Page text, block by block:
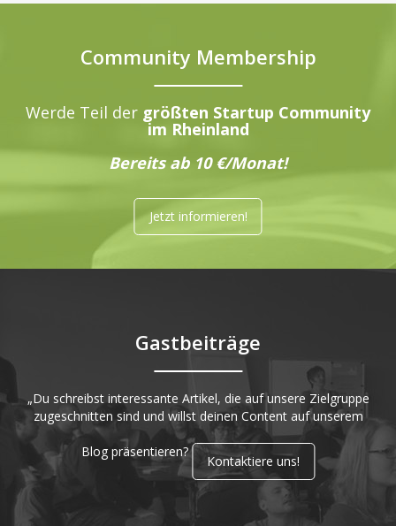
Community Membership
Werde Teil der größten Startup Community
im Rheinland
Bereits ab 10 €/Monat!
Jetzt informieren!
Gastbeiträge
„Du schreibst interessante Artikel, die auf unsere Zielgruppe
zugeschnitten sind und willst deinen Content auf unserem
Blog präsentieren?
Kontaktiere uns!